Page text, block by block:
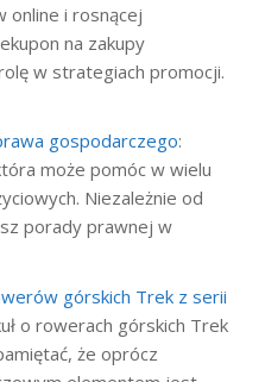
online i rosnącej
na zakupy
w strategiach promocji.
gospodarczego:
może pomóc w wielu
Niezależnie od
porady prawnej w
górskich Trek z serii
o rowerach górskich Trek
że oprócz